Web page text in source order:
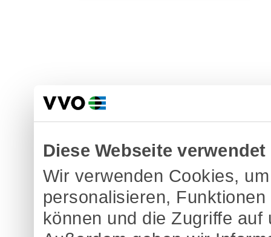
Diese Webseite
Wir verwenden Cookies,
personalisieren,
können und die Zugriffe